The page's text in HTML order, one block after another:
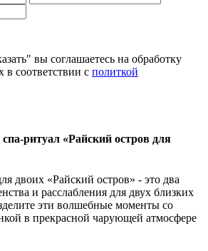
вы соглашаетесь на обработку
соответствии с политкой
ритуал «Райский остров для
двоих «Райский остров» - это два
и расслабления для двух близких
эти волшебные моменты со
в прекрасной чарующей атмосфере